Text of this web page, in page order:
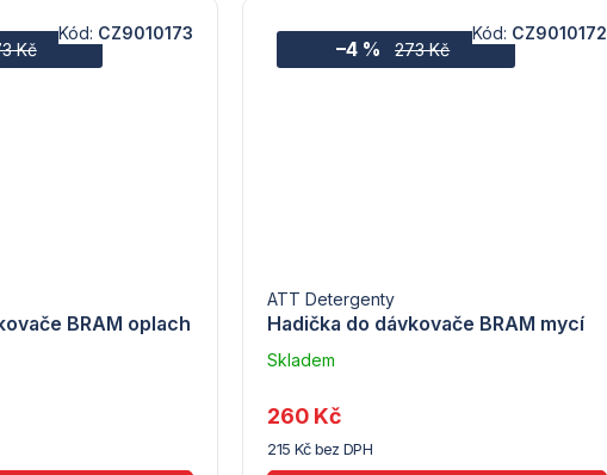
Kč
BRAM oplach
Kód: CZ9010173
273 Kč
–4 %
Hadička do dávkovače BRAM mycí
ATT Detergenty
Skladem
Troubsko
215 Kč bez DPH
260 Kč
Kód: CZ9010172